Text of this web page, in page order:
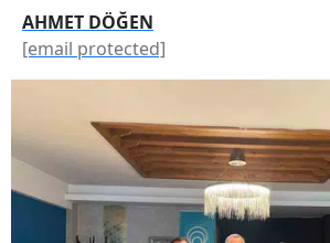
AHMET DÖĞEN
[email protected]